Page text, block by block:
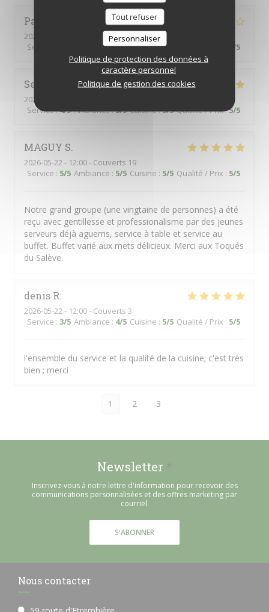
Tout refuser
Personnaliser
Politique de protection des données à
caractère personnel
Politique de gestion des cookies
Patrice
2026-05-27
- 12:00 - Couverts 4
Service
Ambiance:4/5 Cuisine:3/5 /5
Serge
2026-05-27
Service:4/5 Ambiance:5/5 Cuisine:5/5 Qualité / Prix:5/5
MAGUY S
2026-05-22 - 12:00 - Couverts 19
Service : 5/5 Ambiance : 5/5 Cuisine : 5/5 Qualité / Prix : 5/5
Notre grand groupe (une vingtaine de personnes) a été
reçu avec gentillesse et professionalisme par des jeunes
serveurs déjà aguerris, service à table et service au
buffet. Buffet varié aux mets délicieux. Merci aux Toqués
du Salève.
denis R
2026-05-22 - 12:00 - Couverts 3
Service : 3/5 Ambiance : 4/5 Cuisine : 5/5 Qualité / Prix : 5/5
l'ensemble du service et la qualité de la cuisine; c'est très
bien ; merci
1 2 3
Newsletter *
Inscrivez-vous à notre lettre d'information pour recevoir des
communications personnalisées et des offres marketing par
courriel.
S'ABONNER
Nous contacter